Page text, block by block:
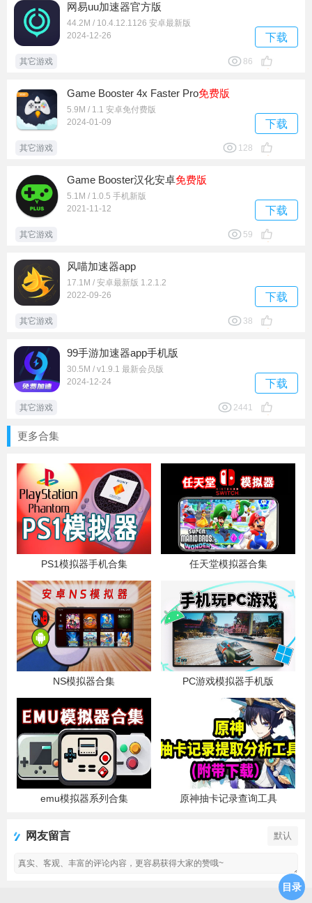
网易uu加速器官方版
44.2M / 10.4.12.1126 安卓最新版
2024-12-26
下载
其它游戏 86
Game Booster 4x Faster Pro免费版
5.9M / 1.1 安卓免付费版
2024-01-09
下载
其它游戏 128
Game Booster汉化安卓免费版
5.1M / 1.0.5 手机新版
2021-11-12
下载
其它游戏 59
风喵加速器app
17.1M / 安卓最新版 1.2.1.2
2022-09-26
下载
其它游戏 38
99手游加速器app手机版
30.5M / v1.9.1 最新会员版
2024-12-24
下载
其它游戏 2441
更多合集
PS1模拟器手机合集 任天堂模拟器合集
NS模拟器合集 PC游戏模拟器手机版
emu模拟器系列合集 原神抽卡记录查询工具
网友留言 默认
目录